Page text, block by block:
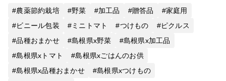
農薬節約栽培 野菜 加工品 贈答品
家庭用
ビニール包装
ミニトマト つけもの
ピクルス
品種おまかせ
島根県x野菜
島根県x加工品
島根県xトマト
島根県xごはんのお供
島根県x品種おまかせ
島根県xつけもの